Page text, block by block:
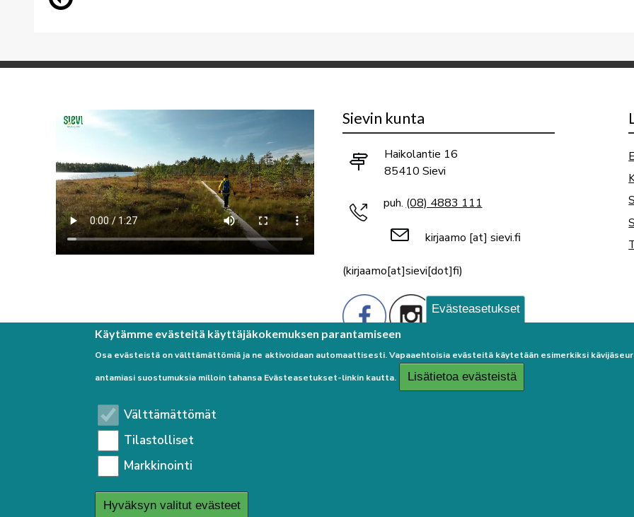
Sievin kunta
Haikolantie 16
85410 Sievi
puh. (08) 4883 111
kirjaamo [at] sievi.fi
(kirjaamo[at]sievi[dot]fi)
Palaute
Evästeasetukset
Käytämme evästeitä käyttäjäkokemuksen parantamiseen
Osa evästeistä on välttämättömiä ja ne aktivoidaan automaattisesti. Vapaaehtoisia evästeitä käytetään esimerkiksi
antamiasi suostumuksia milloin tahansa Evästeasetukset-linkin kautta.
Lisätietoa evästeistä
Välttämättömät
Tilastolliset
Markkinointi
Hyväksyn valitut evästeet